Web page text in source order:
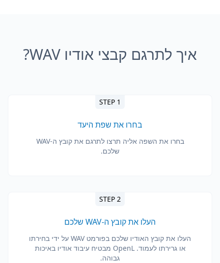
איך לתרגם קבצי אודיו WAV?
STEP 1
בחרו את שפת היעד
בחרו את השפה אליה תרצו לתרגם את קובץ ה-WAV
שלכם.
STEP 2
העלו את קובץ ה-WAV שלכם
העלו את קובץ האודיו שלכם בפורמט WAV על ידי בחירתו
או גרירתו לעמוד. OpenL מבטיח עיבוד אודיו באיכות
גבוהה.